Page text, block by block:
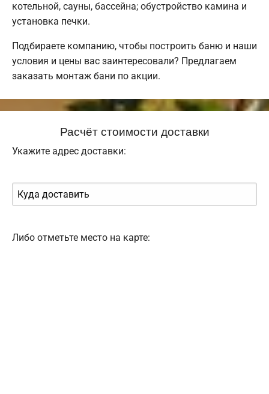
котельной, сауны, бассейна; обустройство камина и
установка печки.
Подбираете компанию, чтобы построить баню и наши
условия и цены вас заинтересовали? Предлагаем
заказать монтаж бани по акции.
Расчёт стоимости доставки
Укажите адрес доставки:
Либо отметьте место на карте: